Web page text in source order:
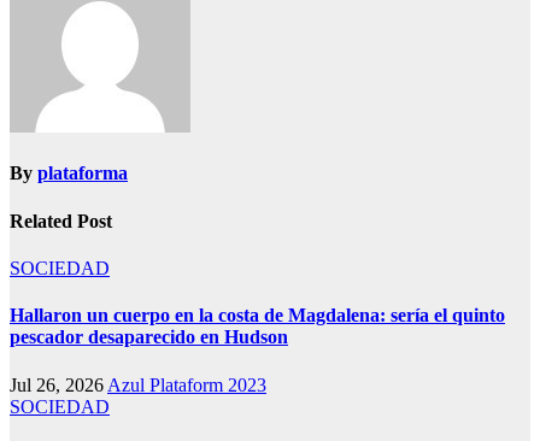
By plataforma
Related Post
SOCIEDAD
Hallaron un cuerpo en la costa de Magdalena: sería el quinto
pescador desaparecido en Hudson
Jul 26, 2026 Azul Plataform 2023
SOCIEDAD